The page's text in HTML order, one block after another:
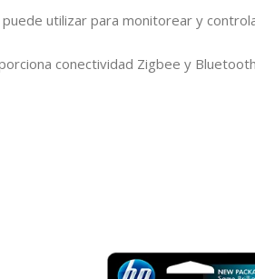
utilizar para monitorear y
conectividad Zigbee y